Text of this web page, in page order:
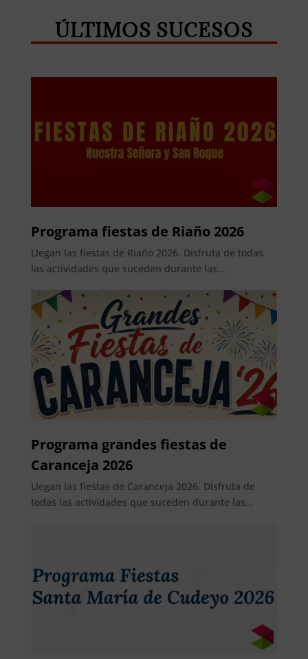
ÚLTIMOS SUCESOS
Programa fiestas de Riaño 2026
Llegan las fiestas de Riaño 2026. Disfruta de todas
las actividades que suceden durante las...
Programa grandes fiestas de
Caranceja 2026
Llegan las fiestas de Caranceja 2026. Disfruta de
todas las actividades que suceden durante las...